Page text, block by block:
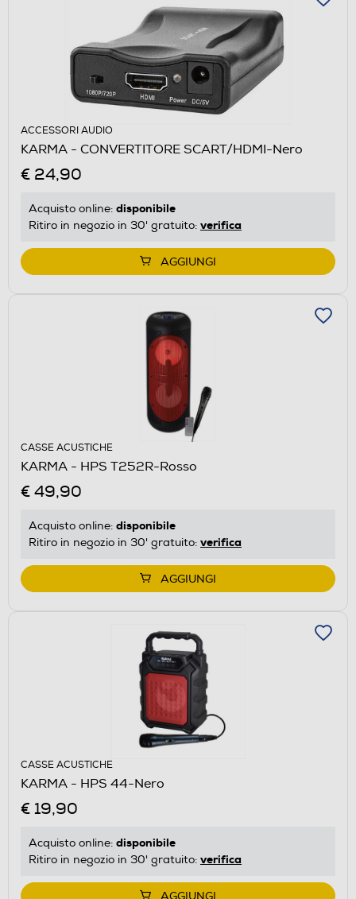
ACCESSORI AUDIO
KARMA - CONVERTITORE SCART/HDMI-Nero
€ 24,90
Acquisto online: disponibile
Ritiro in negozio in 30' gratuito: verifica
AGGIUNGI
CASSE ACUSTICHE
KARMA - HPS T252R-Rosso
€ 49,90
Acquisto online: disponibile
Ritiro in negozio in 30' gratuito: verifica
AGGIUNGI
CASSE ACUSTICHE
KARMA - HPS 44-Nero
€ 19,90
Acquisto online: disponibile
Ritiro in negozio in 30' gratuito: verifica
AGGIUNGI